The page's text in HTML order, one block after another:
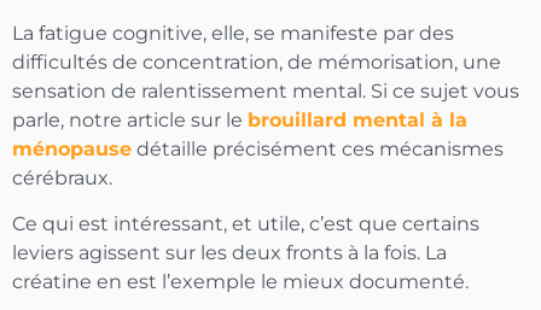
La fatigue cognitive, elle, se manifeste par des
difficultés de concentration, de mémorisation, une
sensation de ralentissement mental. Si ce sujet vous
parle, notre article sur le brouillard mental à la
ménopause détaille précisément ces mécanismes
cérébraux.
Ce qui est intéressant, et utile, c’est que certains
leviers agissent sur les deux fronts à la fois. La
créatine en est l’exemple le mieux documenté.